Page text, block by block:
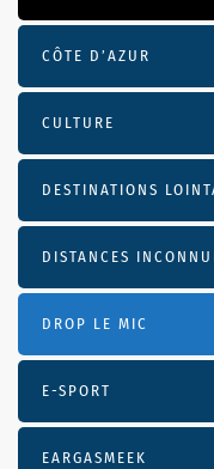
CÔTE D’AZUR
CULTURE
DESTINATIONS
DISTANCES
DROP LE MIC
E-SPORT
EARGASMEEK